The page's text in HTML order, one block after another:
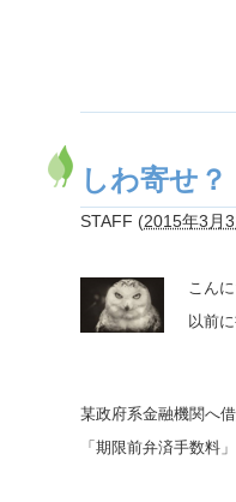
しわ寄せ？
STAFF (2015年3月
こんに
以前
某政府系金融機関へ
「期限前弁済手数料